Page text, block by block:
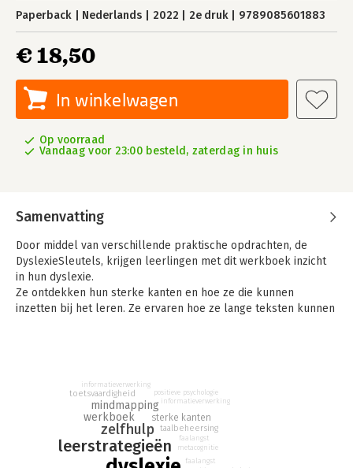
Paperback Nederlands 2022 2e druk 9789085601883
€ 18,50
In winkelwagen
Op voorraad
Vandaag voor 23:00 besteld, zaterdag in huis
Samenvatting
Door middel van verschillende praktische opdrachten, de
DyslexieSleutels, krijgen leerlingen met dit werkboek inzicht
in hun dyslexie.
Ze ontdekken hun sterke kanten en hoe ze die kunnen
inzetten bij het leren. Ze ervaren hoe ze lange teksten kunnen
minder goed, en geleerde informatie is dan moeilijk op te
roepen. Leerlingen leren hoe ze ervoor kunnen zorgen dat ze
ontspannen een toets kunnen maken en hoe ze toetsvragen
kunnen lezen en beantwoorden.
Uiteindelijk maken ze hun eigen DyslexieSleutel, waarmee ze
leerstrategieën
zelfhulp
werkboek
mindmapping
sterke kanten
taalbeheersing
toetsvaardigheid
faalangst
metacognitie
informatieverwerking
positieve psychologie
faalangst
informatieverwerking